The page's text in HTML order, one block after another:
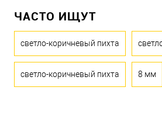
ЧАСТО ИЩУТ
светло-коричневый пихта
светло-коричневый пихта 8 мм